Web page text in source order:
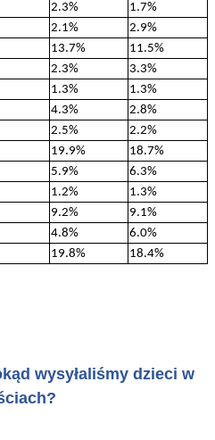
2.3%
1.7%
2.1%
2.9%
13.7%
11.5%
2.3%
3.3%
1.3%
1.3%
4.3%
2.8%
2.5%
2.2%
19.9%
18.7%
5.9%
6.3%
1.2%
1.3%
9.2%
9.1%
4.8%
6.0%
19.8% 18.4%
wysyłaliśmy dzieci w